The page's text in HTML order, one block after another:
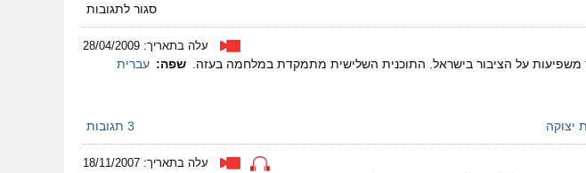
סגור לתגובותעל
מלמטה
למעלה
עלה בתאריך: 28/04/2009
משפיעות על הציבור בישראל. התוכנית השלישית מתמקדת במלחמה בעזה. שפה: עברית
יצוקה 3 תגובות
עלה בתאריך: 18/11/2007